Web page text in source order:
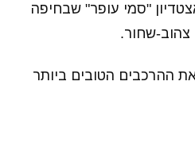
23 הגיע הערב כשבאצטדיון "סמי עופר" שבחיפה
צהוב-שחור.
את ההרכבים הטובים ביותר